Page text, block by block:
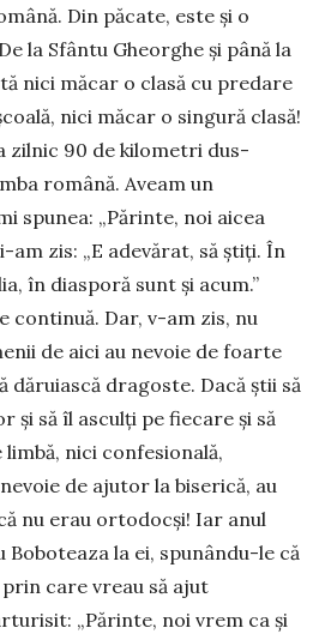
Din păcate, este și o
la Sfântu Gheorghe și până la
nici măcar o clasă cu predare
nici măcar o singură clasă!
zilnic 90 de kilometri dus-
română. Aveam un
spunea: „Părinte, noi aicea
am zis: „E adevărat, să știți. În
în diasporă sunt și acum.”
continuă. Dar, v-am zis, nu
de aici au nevoie de foarte
dăruiască dragoste. Dacă știi să
și să îl asculți pe fiecare și să
nici confesională,
de ajutor la biserică, au
nu erau ortodocși! Iar anul
Boboteaza la ei, spunându-le că
care vreau să ajut
„Pă­rinte, noi vrem ca și